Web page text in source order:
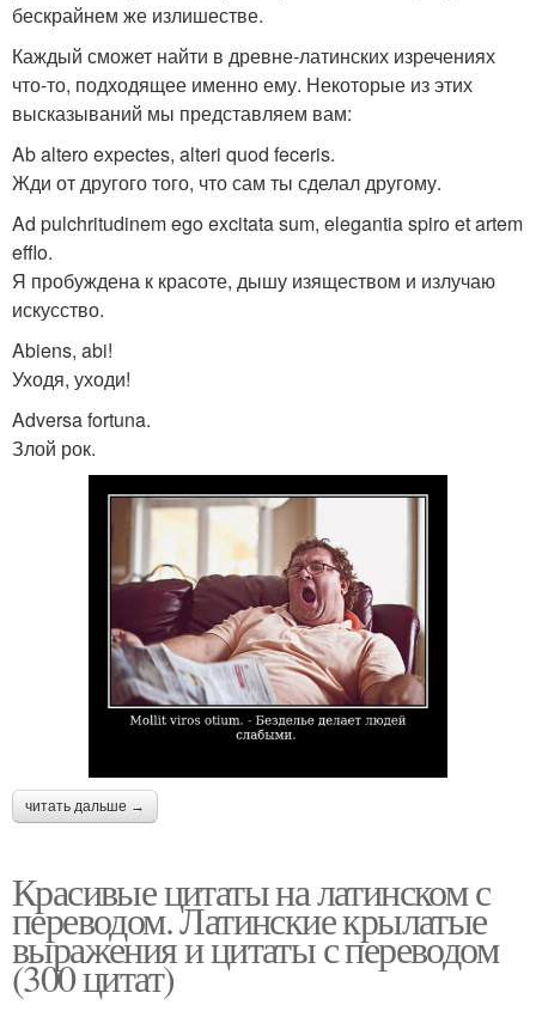
бескрайнем же излишестве.
Каждый сможет найти в древне-латинских изречениях
что-то, подходящее именно ему. Некоторые из этих
высказываний мы представляем вам:
Ab altero expectes, alteri quod feceris.
Жди от другого того, что сам ты сделал другому.
Ad pulchritudinem ego excitata sum, elegantia spiro et artem
efflo.
Я пробуждена к красоте, дышу изяществом и излучаю
искусство.
Abiens, abi!
Уходя, уходи!
Adversa fortuna.
Злой рок.
читать дальше →
Красивые цитаты на латинском с
переводом. Латинские крылатые
выражения и цитаты с переводом
(300 цитат)